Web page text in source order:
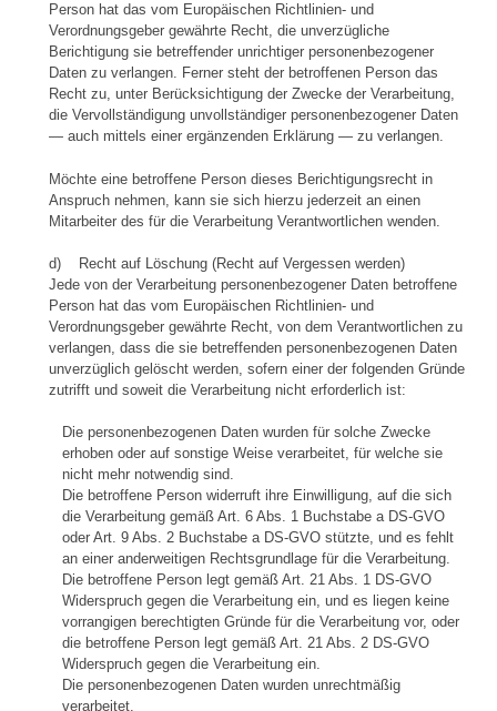
Person hat das vom Europäischen Richtlinien- und
Verordnungsgeber gewährte Recht, die unverzügliche
Berichtigung sie betreffender unrichtiger personenbezogener
Daten zu verlangen. Ferner steht der betroffenen Person das
Recht zu, unter Berücksichtigung der Zwecke der Verarbeitung,
die Vervollständigung unvollständiger personenbezogener Daten
— auch mittels einer ergänzenden Erklärung — zu verlangen.
Möchte eine betroffene Person dieses Berichtigungsrecht in
Anspruch nehmen, kann sie sich hierzu jederzeit an einen
Mitarbeiter des für die Verarbeitung Verantwortlichen wenden.
d) Recht auf Löschung (Recht auf Vergessen werden)
Jede von der Verarbeitung personenbezogener Daten betroffene
Person hat das vom Europäischen Richtlinien- und
Verordnungsgeber gewährte Recht, von dem Verantwortlichen zu
verlangen, dass die sie betreffenden personenbezogenen Daten
unverzüglich gelöscht werden, sofern einer der folgenden Gründe
zutrifft und soweit die Verarbeitung nicht erforderlich ist:
Die personenbezogenen Daten wurden für solche Zwecke
erhoben oder auf sonstige Weise verarbeitet, für welche sie
nicht mehr notwendig sind.
Die betroffene Person widerruft ihre Einwilligung, auf die sich
die Verarbeitung gemäß Art. 6 Abs. 1 Buchstabe a DS-GVO
oder Art. 9 Abs. 2 Buchstabe a DS-GVO stützte, und es fehlt
an einer anderweitigen Rechtsgrundlage für die Verarbeitung.
Die betroffene Person legt gemäß Art. 21 Abs. 1 DS-GVO
Widerspruch gegen die Verarbeitung ein, und es liegen keine
vorrangigen berechtigten Gründe für die Verarbeitung vor, oder
die betroffene Person legt gemäß Art. 21 Abs. 2 DS-GVO
Widerspruch gegen die Verarbeitung ein.
Die personenbezogenen Daten wurden unrechtmäßig
verarbeitet.